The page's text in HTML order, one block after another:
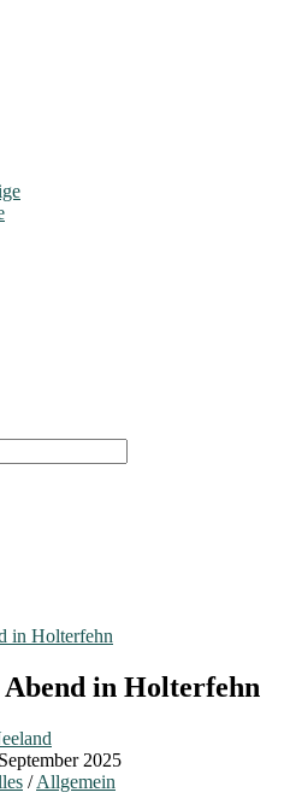
in Holterfehn
in Holterfehn
2025
/ Allgemein